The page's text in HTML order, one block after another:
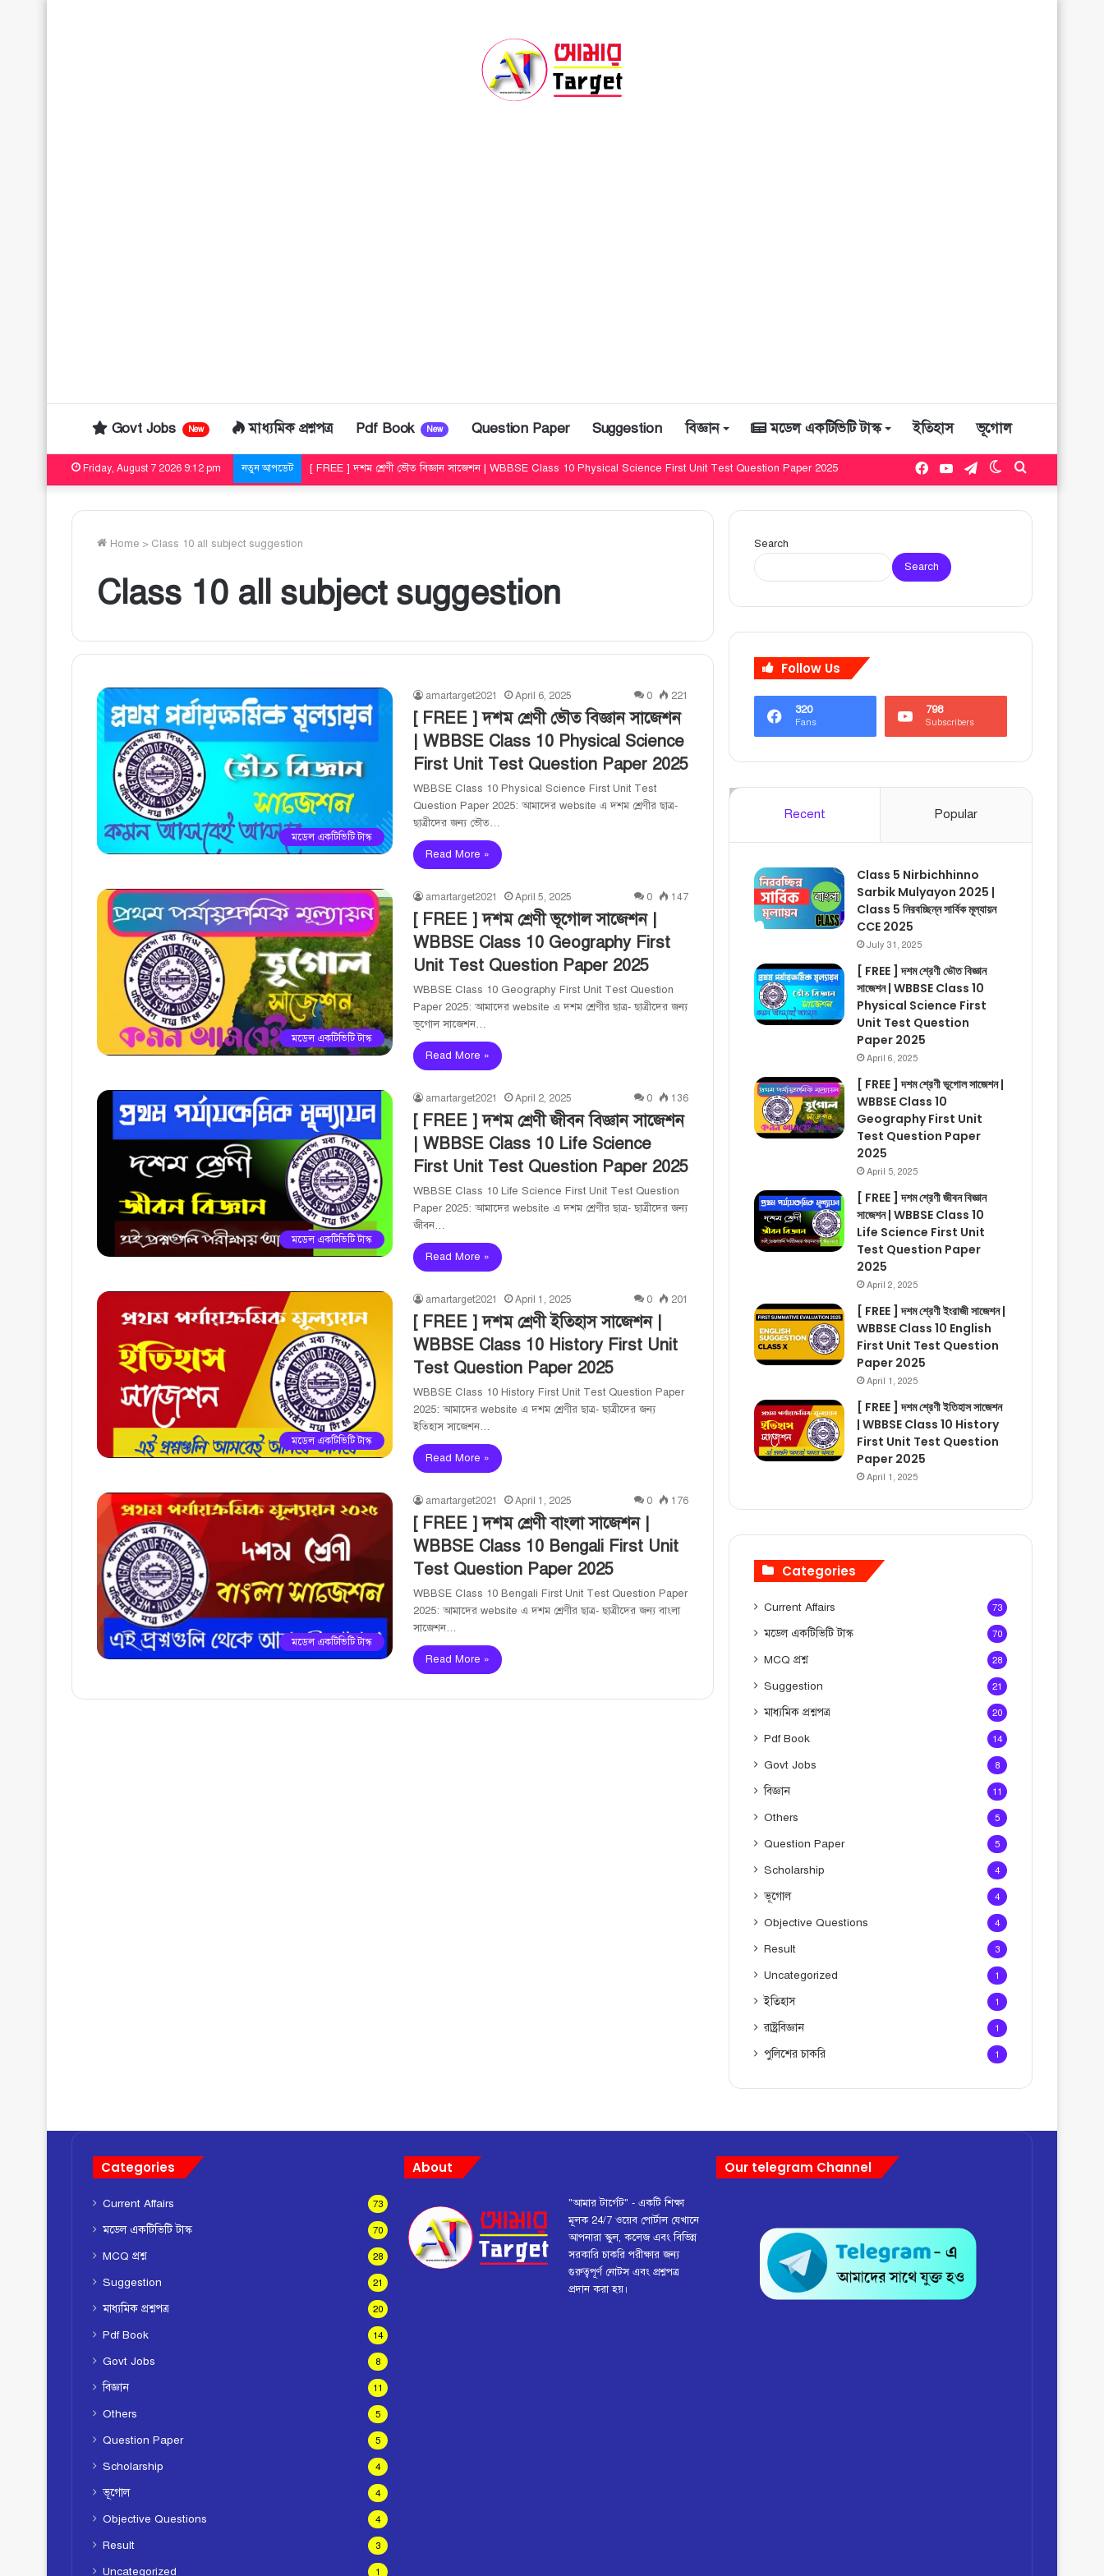
Govt Jobs New মাধ্যমিক প্রশ্নপত্র Pdf Book New Question Paper Suggestion বিজ্ঞান মডেল একটিভিটি টাস্ক ইতিহাস ভূগোল
Friday, August 7 2026 9:12 pm নতুন আপডেট [ FREE ] দশম শ্রেণী ভৌত বিজ্ঞান সাজেশন | WBBSE Class 10 Physical Science First Unit Test Question Paper 2025
Search
Switch
Telegram
YouTube
Facebook
Home > Class 10 all subject suggestion
Class 10 all subject suggestion
মডেল একটিভিটি টাস্ক
amartarget2021 April 6, 2025 0 221
[ FREE ] দশম শ্রেণী ভৌত বিজ্ঞান সাজেশন
| WBBSE Class 10 Physical Science
First Unit Test Question Paper 2025
WBBSE Class 10 Physical Science First Unit Test
Question Paper 2025: আমাদের website এ দশম শ্রেণীর ছাত্র-
ছাত্রীদের জন্য ভৌত…
Read More »
মডেল একটিভিটি টাস্ক
amartarget2021 April 5, 2025 0 147
[ FREE ] দশম শ্রেণী ভূগোল সাজেশন |
WBBSE Class 10 Geography First
Unit Test Question Paper 2025
WBBSE Class 10 Geography First Unit Test Question
Paper 2025: আমাদের website এ দশম শ্রেণীর ছাত্র- ছাত্রীদের জন্য
ভূগোল সাজেশন…
Read More »
মডেল একটিভিটি টাস্ক
amartarget2021 April 2, 2025 0 136
[ FREE ] দশম শ্রেণী জীবন বিজ্ঞান সাজেশন
| WBBSE Class 10 Life Science
First Unit Test Question Paper 2025
WBBSE Class 10 Life Science First Unit Test Question
Paper 2025: আমাদের website এ দশম শ্রেণীর ছাত্র- ছাত্রীদের জন্য
জীবন…
Read More »
মডেল একটিভিটি টাস্ক
amartarget2021 April 1, 2025 0 201
[ FREE ] দশম শ্রেণী ইতিহাস সাজেশন |
WBBSE Class 10 History First Unit
Test Question Paper 2025
WBBSE Class 10 History First Unit Test Question Paper
2025: আমাদের website এ দশম শ্রেণীর ছাত্র- ছাত্রীদের জন্য
ইতিহাস সাজেশন…
Read More »
মডেল একটিভিটি টাস্ক
amartarget2021 April 1, 2025 0 176
[ FREE ] দশম শ্রেণী বাংলা সাজেশন |
WBBSE Class 10 Bengali First Unit
Test Question Paper 2025
WBBSE Class 10 Bengali First Unit Test Question Paper
2025: আমাদের website এ দশম শ্রেণীর ছাত্র- ছাত্রীদের জন্য বাংলা
সাজেশন…
Read More »
Search
Search
Follow Us
320
Fans
798
Subscribers
Recent Popular
Class 5 Nirbichhinno
Sarbik Mulyayon 2025 |
Class 5 নিরবচ্ছিন্ন সার্বিক মূল্যায়ন
CCE 2025
July 31, 2025
[ FREE ] দশম শ্রেণী ভৌত বিজ্ঞান
সাজেশন | WBBSE Class 10
Physical Science First
Unit Test Question
Paper 2025
April 6, 2025
[ FREE ] দশম শ্রেণী ভূগোল সাজেশন |
WBBSE Class 10
Geography First Unit
Test Question Paper
2025
April 5, 2025
[ FREE ] দশম শ্রেণী জীবন বিজ্ঞান
সাজেশন | WBBSE Class 10
Life Science First Unit
Test Question Paper
2025
April 2, 2025
[ FREE ] দশম শ্রেণী ইংরাজী সাজেশন |
WBBSE Class 10 English
First Unit Test Question
Paper 2025
April 1, 2025
[ FREE ] দশম শ্রেণী ইতিহাস সাজেশন
| WBBSE Class 10 History
First Unit Test Question
Paper 2025
April 1, 2025
Categories
Current Affairs 73
মডেল একটিভিটি টাস্ক 70
MCQ প্রশ্ন 28
Suggestion 21
মাধ্যমিক প্রশ্নপত্র 20
Pdf Book 14
Govt Jobs 8
বিজ্ঞান 11
Others 5
Question Paper 5
Scholarship 4
ভূগোল 4
Objective Questions 4
Result 3
Uncategorized 1
ইতিহাস 1
রাষ্ট্রবিজ্ঞান 1
পুলিশের চাকরি 1
Categories
Current Affairs 73
মডেল একটিভিটি টাস্ক 70
MCQ প্রশ্ন 28
Suggestion 21
মাধ্যমিক প্রশ্নপত্র 20
Pdf Book 14
Govt Jobs 8
বিজ্ঞান 11
Others 5
Question Paper 5
Scholarship 4
ভূগোল 4
Objective Questions 4
Result 3
Uncategorized 1
About
"আমার টার্গেট" - একটি শিক্ষা
মূলক 24/7 ওয়েব পোর্টাল যেখানে
আপনারা স্কুল, কলেজ এবং বিভিন্ন
সরকারি চাকরি পরীক্ষার জন্য
গুরুত্বপূর্ণ নোটস এবং প্রশ্নপত্র
প্রদান করা হয়।
Our telegram Channel